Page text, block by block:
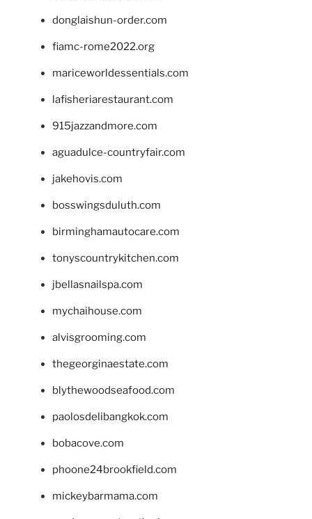
donglaishun-order.com
fiamc-rome2022.org
mariceworldessentials.com
lafisheriarestaurant.com
915jazzandmore.com
aguadulce-countryfair.com
jakehovis.com
bosswingsduluth.com
birminghamautocare.com
tonyscountrykitchen.com
jbellasnailspa.com
mychaihouse.com
alvisgrooming.com
thegeorginaestate.com
blythewoodseafood.com
paolosdelibangkok.com
bobacove.com
phoone24brookfield.com
mickeybarmama.com